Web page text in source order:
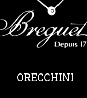
ORECCHINI